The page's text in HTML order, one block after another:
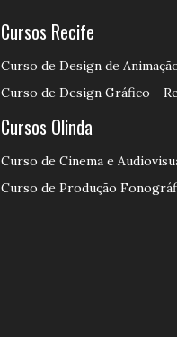
Cursos Recife
Curso de Design de
Curso de Design Gráfico -
Cursos Olinda
Curso de Cinema e
Curso de Produção